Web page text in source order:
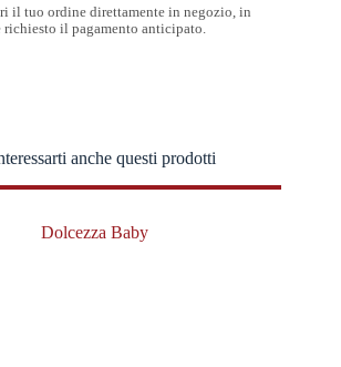
il tuo ordine direttamente in negozio, in
richiesto il pagamento anticipato.
anche questi prodotti